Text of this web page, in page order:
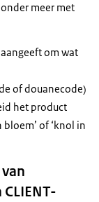
meer met
om wat
of douanecode)
het product
of ‘knol in